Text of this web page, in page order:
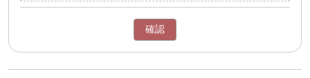
確認